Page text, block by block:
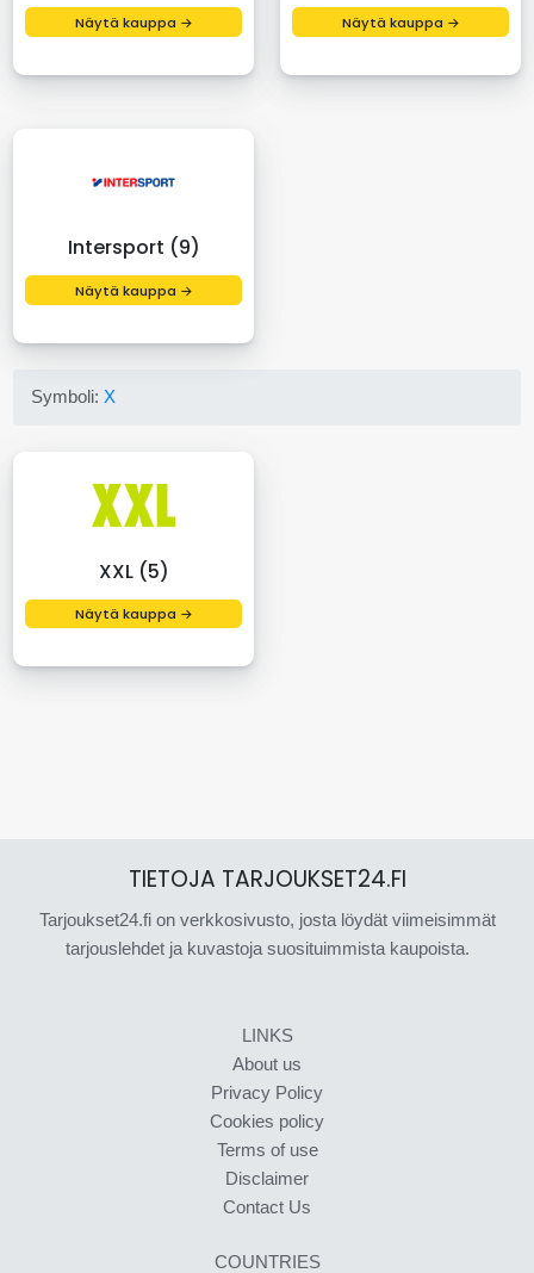
Näytä kauppa → Näytä kauppa →
Intersport (9)
Näytä kauppa →
Symboli: X
XXL (5)
Näytä kauppa →
TIETOJA TARJOUKSET24.FI
Tarjoukset24.fi on verkkosivusto, josta löydät viimeisimmät
tarjouslehdet ja kuvastoja suosituimmista kaupoista.
LINKS
About us
Privacy Policy
Cookies policy
Terms of use
Disclaimer
Contact Us
COUNTRIES